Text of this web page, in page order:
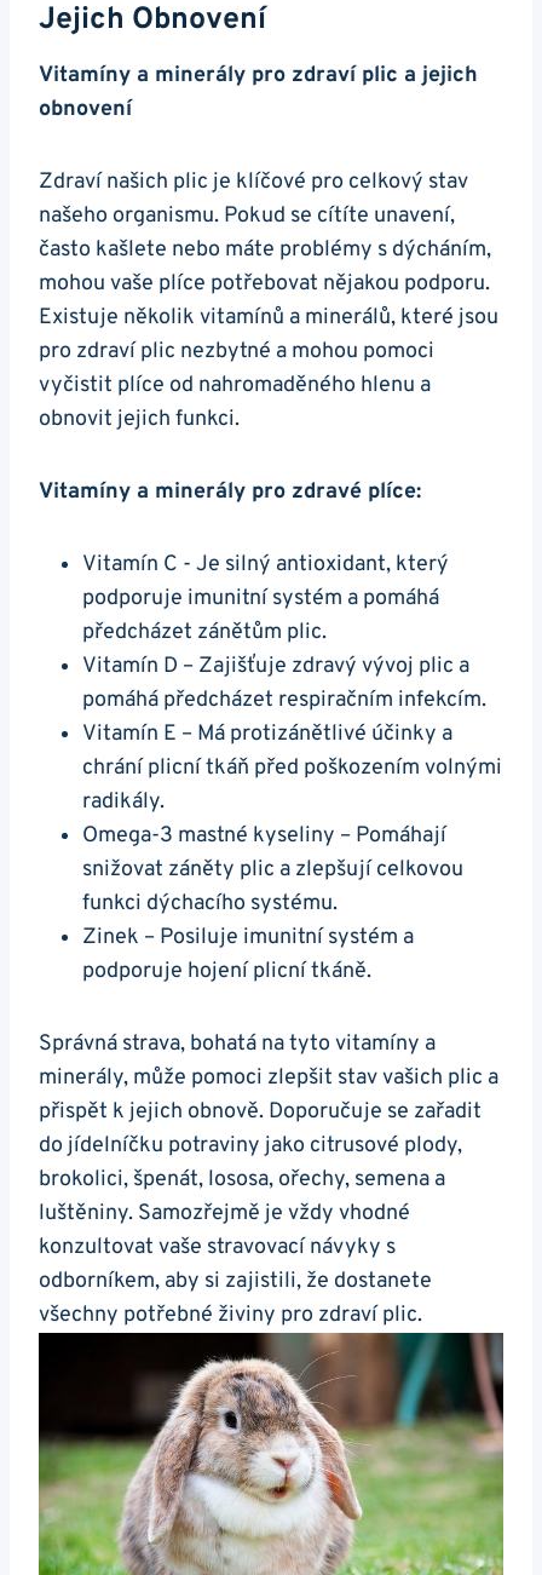
Jejich⁣ Obnovení
Vitamíny​ a minerály pro zdraví plic a jejich
obnovení
Zdraví našich​ plic je ​klíčové pro celkový stav
našeho organismu. Pokud se cítíte unavení,
často kašlete nebo⁢ máte problémy ⁤s ⁣dýcháním,
mohou vaše plíce potřebovat nějakou podporu.
⁣Existuje několik vitamínů⁢ a minerálů,​ které ​jsou
pro zdraví plic nezbytné‌ a mohou pomoci
vyčistit plíce od⁢ nahromaděného ⁢hlenu⁣ a
obnovit jejich⁣ funkci.
Vitamíny a minerály pro zdravé plíce:
Vitamín C ‌- Je silný antioxidant,‌ který
podporuje imunitní‌ systém a ​pomáhá
předcházet zánětům plic.
Vitamín D – Zajišťuje zdravý vývoj plic a
pomáhá předcházet respiračním‌ infekcím.
Vitamín E – Má protizánětlivé účinky a
chrání ​plicní tkáň před poškozením volnými‌
radikály.
Omega-3 mastné kyseliny – Pomáhají
snižovat záněty ⁤plic a zlepšují celkovou
funkci dýchacího ‌systému.
Zinek – Posiluje imunitní systém a
‍podporuje hojení plicní tkáně.
Správná strava, bohatá na tyto ​vitamíny‌ a
minerály, může pomoci zlepšit ‌stav vašich plic ⁢a
⁣přispět‌ k jejich obnově.⁣ Doporučuje se zařadit
do⁤ jídelníčku potraviny jako citrusové plody,
brokolici, špenát, ‌lososa, ořechy, semena a
luštěniny. Samozřejmě je vždy vhodné⁤
konzultovat vaše stravovací návyky s‍
odborníkem, aby si zajistili, že dostanete
‌všechny ​potřebné živiny pro zdraví plic.